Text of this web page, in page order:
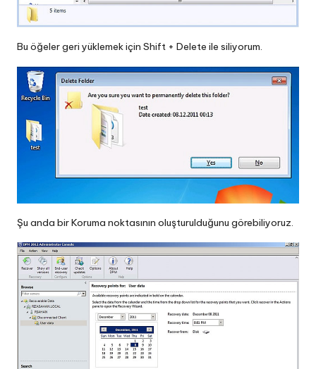
Bu öğeler geri yüklemek için Shift + Delete ile siliyorum.
Şu anda bir Koruma noktasının oluşturulduğunu görebiliyoruz.